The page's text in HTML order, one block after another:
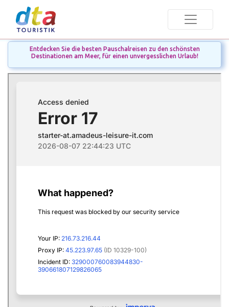
Entdecken Sie die besten Pauschalreisen zu den schönsten
Destinationen am Meer, für einen unvergesslichen Urlaub!